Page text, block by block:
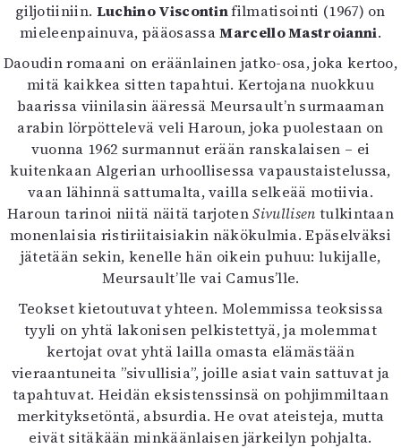
giljotiiniin. Luchino Viscontinfilmatisointi (1967) on
mieleenpainuva, pääosassaMarcello Mastroianni.
Daoudin romaani on eräänlainen jatko-osa, joka kertoo,
mitä kaikkea sitten tapahtui. Kertojana nuokkuu
baarissa viinilasin ääressä Meursault’n surmaaman
arabin lörpöttelevä veli Haroun, joka puolestaan on
vuonna 1962 surmannut erään ranskalaisen – ei
kuitenkaan Algerian urhoollisessa vapaustaistelussa,
vaan lähinnä sattumalta, vailla selkeää motiivia.
Haroun tarinoi niitä näitä tarjotenSivullisen tulkintaan
monenlaisia ristiriitaisiakin näkökulmia. Epäselväksi
jätetään sekin, kenelle hän oikein puhuu: lukijalle,
Meursault’lle vai Camus’lle.
Teokset kietoutuvat yhteen. Molemmissa teoksissa
tyyli on yhtä lakonisen pelkistettyä, ja molemmat
kertojat ovat yhtä lailla omasta elämästään
vieraantuneita ”sivullisia”, joille asiat vain sattuvat ja
tapahtuvat. Heidän eksistenssinsä on pohjimmiltaan
merkityksetöntä, absurdia. He ovat ateisteja, mutta
eivät sitäkään minkäänlaisen järkeilyn pohjalta.